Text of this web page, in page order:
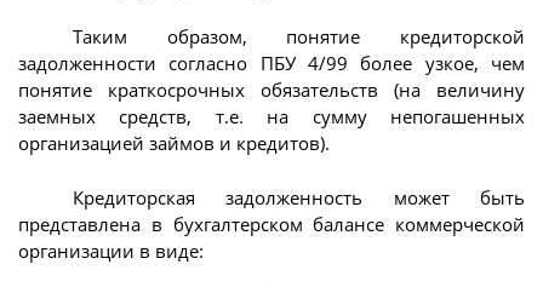
Таким образом, понятие кредиторской
задолженности согласно ПБУ 4/99 более узкое, чем
понятие краткосрочных обязательств (на величину
заемных средств, т.е. на сумму непогашенных
организацией займов и кредитов).
Кредиторская задолженность может быть
представлена в бухгалтерском балансе коммерческой
организации в виде: